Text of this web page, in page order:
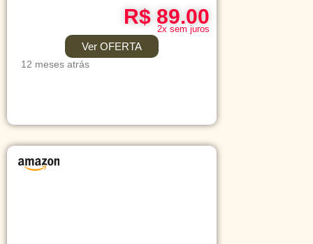
R$ 89.00
2x sem juros
Ver OFERTA
12 meses atrás